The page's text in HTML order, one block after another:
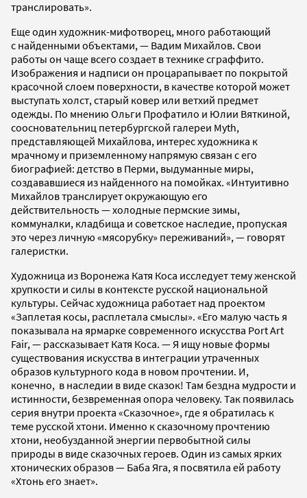
транслировать».
Еще один художник-мифотворец, много работающий
с найденными объектами, — Вадим Михайлов. Свои
работы он чаще всего создает в технике сграффито.
Изображения и надписи он процарапывает по покрытой
красочной слоем поверхности, в качестве которой может
выступать холст, старый ковер или ветхий предмет
одежды. По мнению Ольги Профатило и Юлии Вяткиной,
соосновательниц петербургской галереи Myth,
представляющей Михайлова, интерес художника к
мрачному и приземленному напрямую связан с его
биографией: детство в Перми, выдуманные миры,
создававшиеся из найденного на помойках. «Интуитивно
Михайлов транслирует окружающую его
действительность — холодные пермские зимы,
коммуналки, кладбища и советское наследие, пропуская
это через личную «мясорубку» переживаний», — говорят
галеристки.
Художница из Воронежа Катя Коса исследует тему женской
хрупкости и силы в контексте русской национальной
культуры. Сейчас художница работает над проектом
«Заплетая косы, расплетала смыслы». «Его малую часть я
показывала на ярмарке современного искусства Port Art
Fair, — рассказывает Катя Коса. — Я ищу новые формы
существования искусства в интеграции утраченных
образов культурного кода в новом прочтении. И,
конечно, в наследии в виде сказок! Там бездна мудрости и
истинности, безвременная опора человеку. Так появилась
серия внутри проекта «Сказочное», где я обратилась к
теме русской хтони. Именно к сказочному прочтению
хтони, необузданной энергии первобытной силы
природы в виде сказочных героев. Один из самых ярких
хтонических образов — Баба Яга, я посвятила ей работу
«Хтонь его знает».